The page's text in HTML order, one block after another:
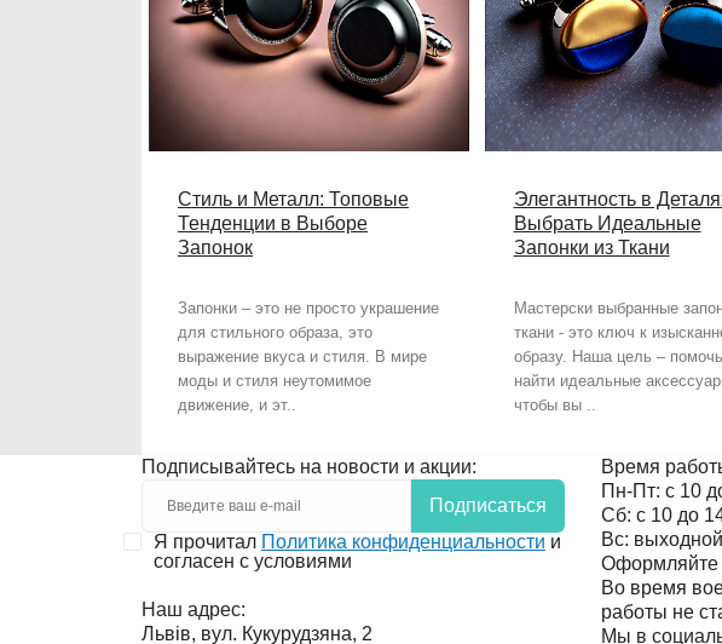
Стиль и Металл: Топовые
Тенденции в Выборе
Запонок
Запонки – это не просто украшение
для стильного образа, это
выражение вкуса и стиля. В мире
моды и стиля неутомимое
движение, и эт..
Элегантность в
Выбрать Идеальные
Запонки из Ткани
Мастерски выбранные
ткани - это ключ к
образу. Наша цель –
найти идеальные
чтобы вы ..
Подписывайтесь на новости и акции:
Подписаться
Я прочитал Политика конфиденциальности и
согласен с условиями
Наш адрес:
Львів, вул. Кукурудзяна, 2
Время
Пн-Пт: с 10
Сб: с 10 до
Вс: выходной
Оформляйте
Во время
работы не
Мы в